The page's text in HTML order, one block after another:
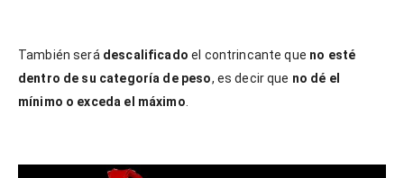
También será descalificadoel contrincante que no esté
dentro de su categoría de peso, es decir que no dé el
mínimo o exceda el máximo